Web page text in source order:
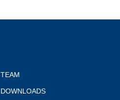
TEAM
DOWNLOADS